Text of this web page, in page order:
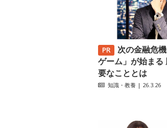
次の金融危
ゲーム」が始まる
要なこととは
知識・教養 | 26.3.26